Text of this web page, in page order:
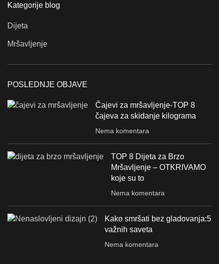
Kategorije blog
Dijeta
Mršavljenje
POSLEDNJE OBJAVE
Čajevi za mršavljenje-TOP 8
čajeva za skidanje kilograma
Nema komentara
TOP 8 Dijeta za Brzo
Mršavljenje – OTKRIVAMO
koje su to
Nema komentara
Kako smršati bez gladovanja:5
važnih saveta
Nema komentara